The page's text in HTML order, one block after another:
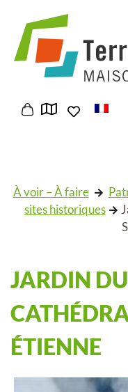
À voir – À faire
sites historiques
JARDIN
ÉTIENNE